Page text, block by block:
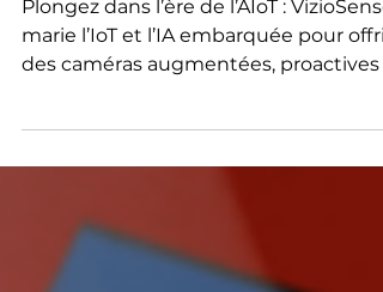
Blog
L'ère des objets AIoT
marie l’IoT et l’IA embarquée pour offrir
à transformer villes et entreprises
intelligentes.